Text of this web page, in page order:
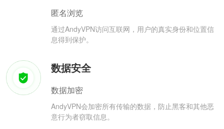
匿名浏览
通过AndyVPN访问互联网，用户的真实身份和位置信
息得到保护。
数据安全
数据加密
AndyVPN会加密所有传输的数据，防止黑客和其他恶
意行为者窃取信息。